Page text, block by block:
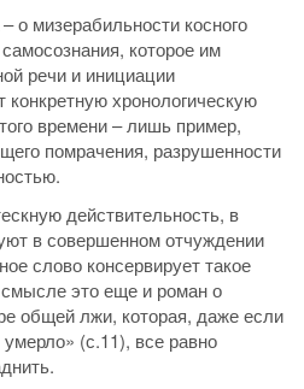
о мизерабильности косного
которое им
речи и инициации
хронологическую
времени – лишь пример,
помрачения, разрушенности
действительность, в
в совершенном отчуждении
слово консервирует такое
это еще и роман о
общей лжи, которая, даже если
(с.11), все равно